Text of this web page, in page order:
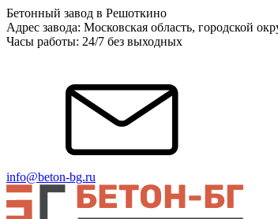
Бетонный завод в Решоткино
Адрес завода: Московская область, городской
Часы работы: 24/7 без выходных
info@beton-bg.ru